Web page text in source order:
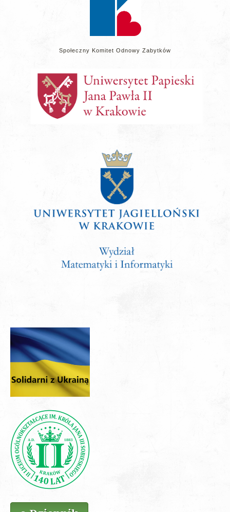
Społeczny Komitet Odnowy Zabytków